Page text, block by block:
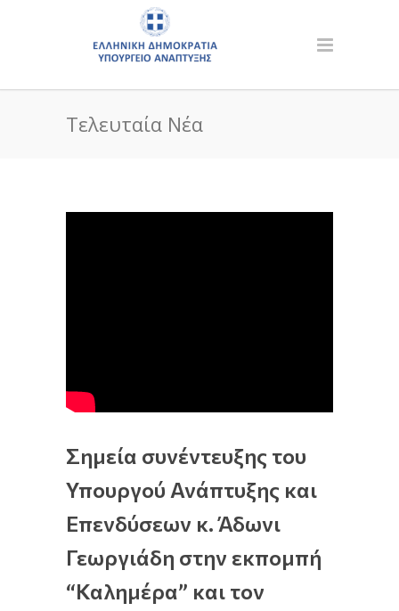
Τελευταία Νέα
Σημεία συνέντευξης του
Υπουργού Ανάπτυξης και
Επενδύσεων κ. Άδωνι
Γεωργιάδη στην εκπομπή
“Καλημέρα” και τον